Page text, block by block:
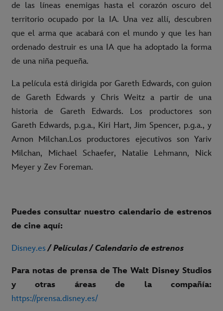
de las líneas enemigas hasta el corazón oscuro del
territorio ocupado por la IA. Una vez allí, descubren
que el arma que acabará con el mundo y que les han
ordenado destruir es una IA que ha adoptado la forma
de una niña pequeña.
La película está dirigida por Gareth Edwards, con guion
de Gareth Edwards y Chris Weitz a partir de una
historia de Gareth Edwards. Los productores son
Gareth Edwards, p.g.a., Kiri Hart, Jim Spencer, p.g.a., y
Arnon Milchan.Los productores ejecutivos son Yariv
Milchan, Michael Schaefer, Natalie Lehmann, Nick
Meyer y Zev Foreman.
Puedes consultar nuestro calendario de estrenos
de cine aquí:
Disney.es / Películas / Calendario de estrenos
Para notas de prensa de The Walt Disney Studios
y otras áreas de la compañía:
https://prensa.disney.es/